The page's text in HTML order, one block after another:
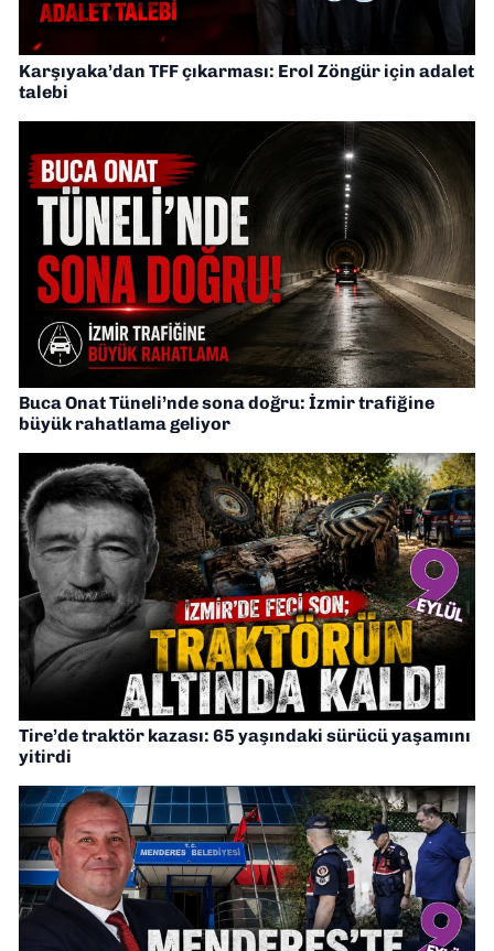
Karşıyaka’dan TFF çıkarması: Erol Zöngür için adalet
talebi
Buca Onat Tüneli’nde sona doğru: İzmir trafiğine
büyük rahatlama geliyor
Tire’de traktör kazası: 65 yaşındaki sürücü yaşamını
yitirdi